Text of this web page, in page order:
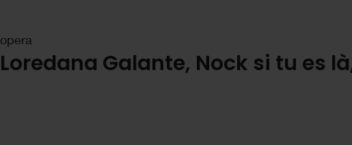
opera
Loredana Galante, Nock si tu es